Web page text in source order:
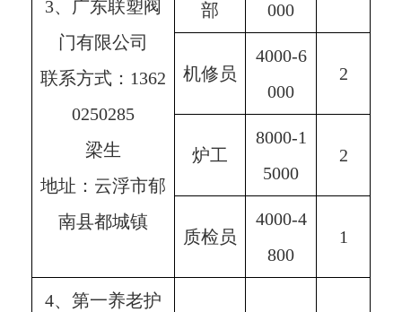
3、广东联塑阀
门有限公司
联系方式：1362
0250285
梁生
地址：云浮市郁
南县都城镇
部
000
机修员
4000-6
000
2
炉工
8000-1
5000
2
质检员
4000-4
800
1
4、第一养老护